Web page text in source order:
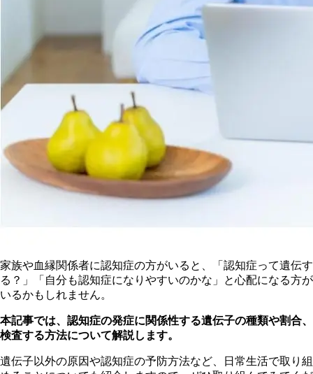
家族や血縁関係者に認知症の方がいると、「認知症って遺伝す
る？」「自分も認知症になりやすいのかな」と心配になる方が
いるかもしれません。
本記事では、認知症の発症に関係性する遺伝子の種類や割合、
検査する方法について解説します。
遺伝子以外の原因や認知症の予防方法など、日常生活で取り組